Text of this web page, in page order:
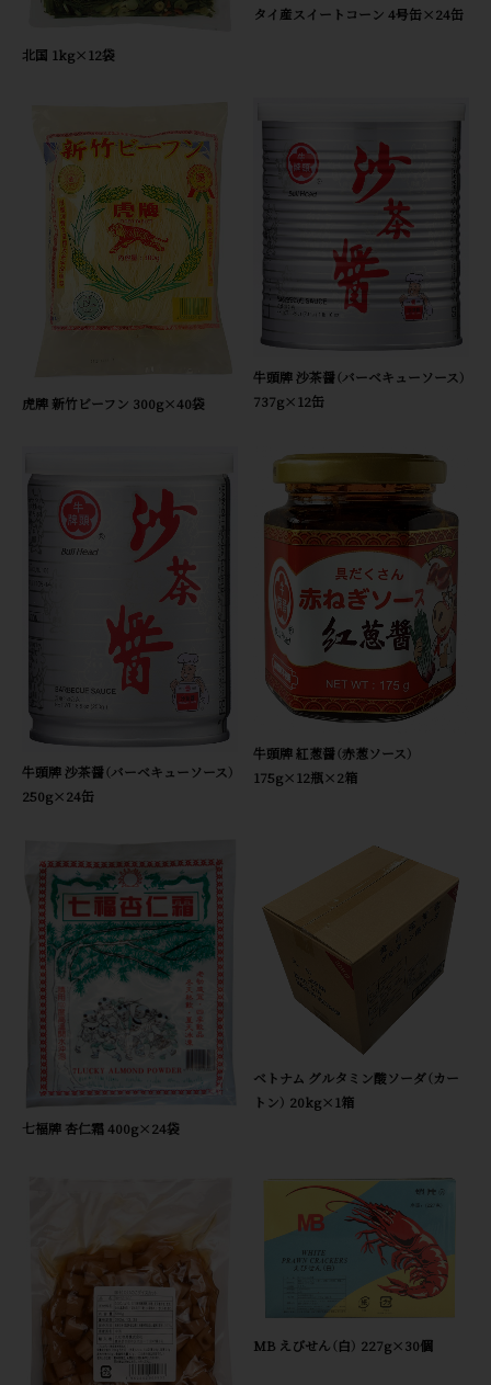
北国 1kg×12袋
タイ産スイートコーン 4号缶×24缶
虎牌 新竹ビーフン 300g×40袋
牛頭牌 沙茶醤（バーベキューソース）
737g×12缶
牛頭牌 沙茶醤（バーベキューソース）
250g×24缶
牛頭牌 紅葱醤（赤葱ソース）
175g×12瓶×2箱
七福牌 杏仁霜 400g×24袋
ベトナム グルタミン酸ソーダ（カー
トン） 20kg×1箱
MB えびせん（白） 227g×30個